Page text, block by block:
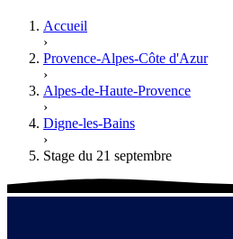
Accueil
›
Provence-Alpes-Côte d'Azur
›
Alpes-de-Haute-Provence
›
Digne-les-Bains
›
Stage du 21 septembre